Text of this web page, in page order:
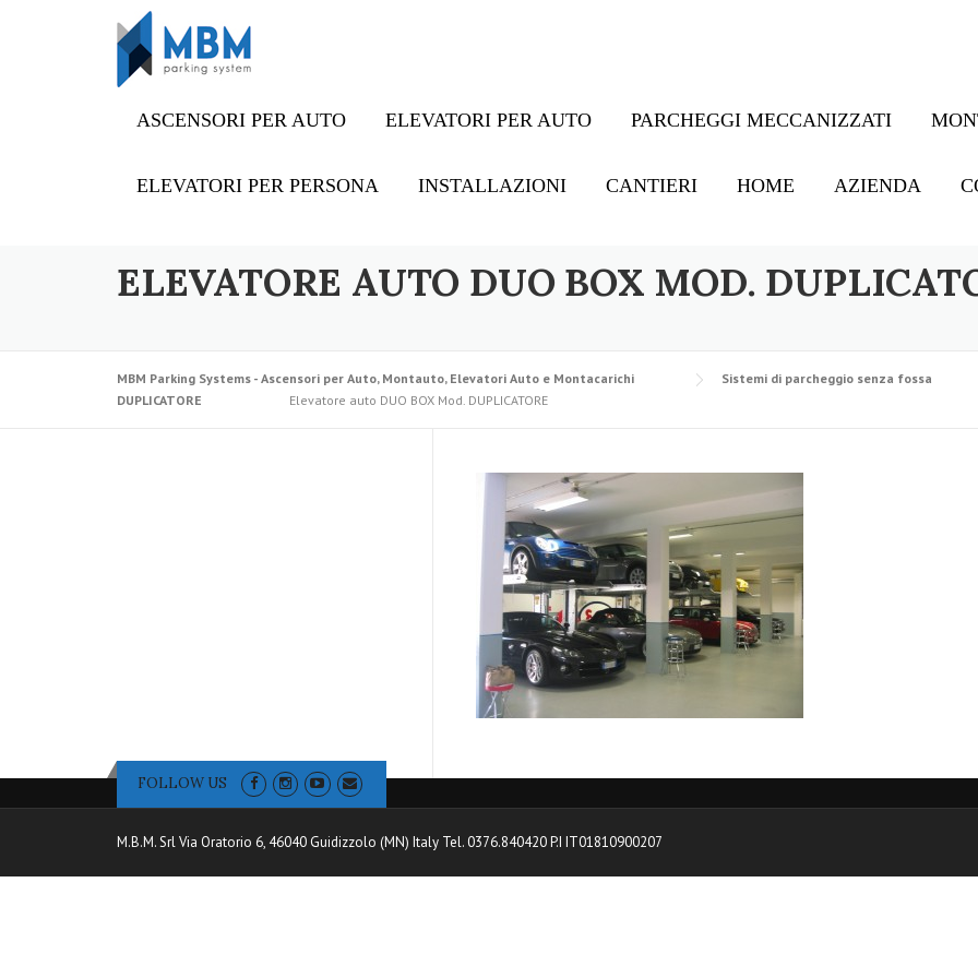
ASCENSORI PER AUTO ELEVATORI PER AUTO PARCHEGGI MECCANIZZATI
ELEVATORI PER PERSONA INSTALLAZIONI CANTIERI HOME AZIENDA
ELEVATORE AUTO DUO BOX MOD.
MBM Parking Systems - Ascensori per Auto, Montauto, Elevatori Auto e Montacarichi Sistemi di parcheggio senza fossa
DUPLICATORE
Elevatore auto DUO BOX Mod. DUPLICATORE
FOLLOW US
M.B.M. Srl Via Oratorio 6, 46040 Guidizzolo (MN) Italy Tel. 0376.840420 P.I IT01810900207